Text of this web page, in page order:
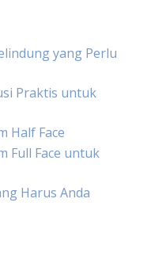
yang Perlu
Praktis untuk
Half Face
Full Face untuk
Harus Anda